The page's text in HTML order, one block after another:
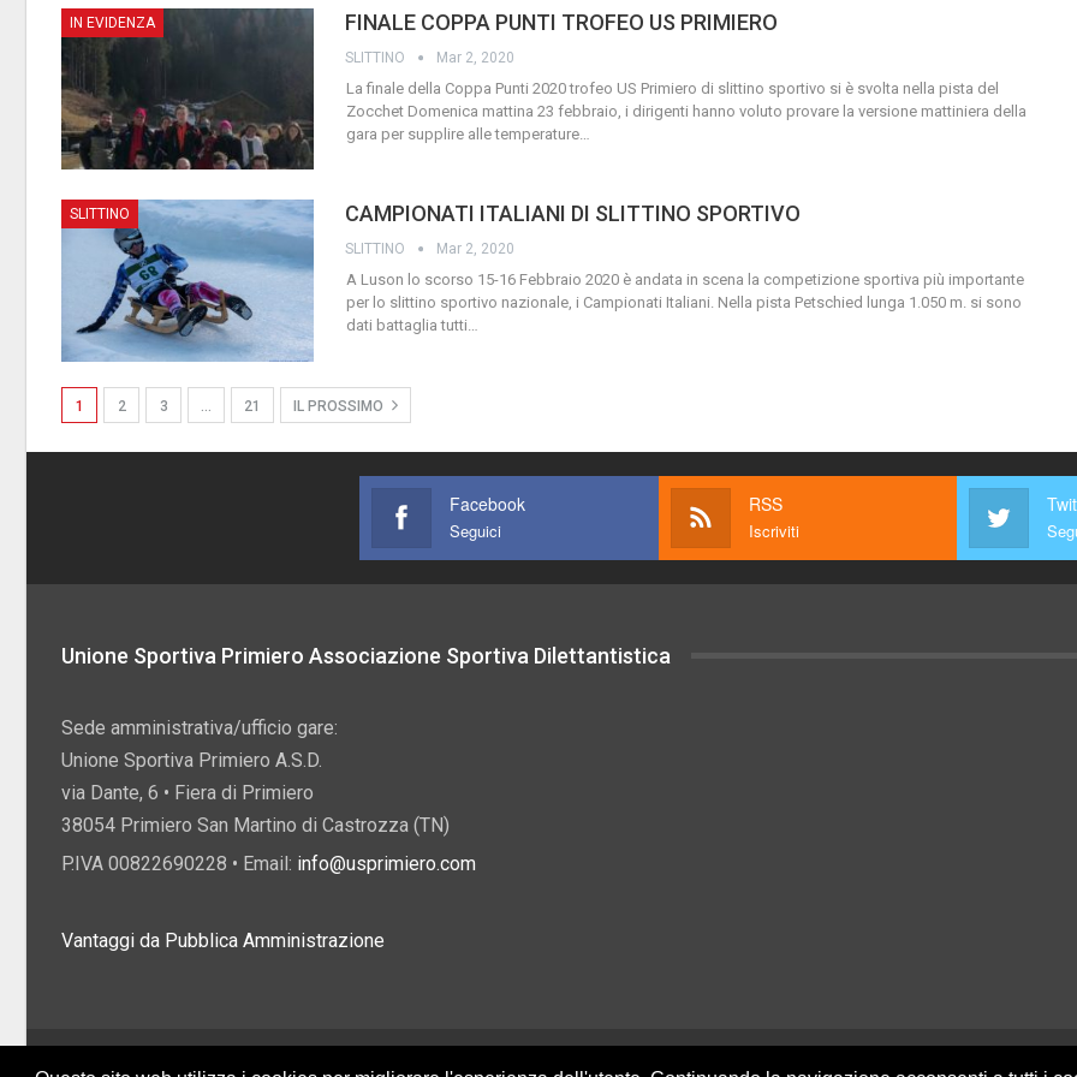
IN EVIDENZA FINALE COPPA PUNTI TROFEO US PRIMIERO
SLITTINO Mar 2, 2020
La finale della Coppa Punti 2020 trofeo US Primiero di slittino sportivo si è svolta nella pista del
Zocchet Domenica mattina 23 febbraio, i dirigenti hanno voluto provare la versione mattiniera della
gara per supplire alle temperature
SLITTINO CAMPIONATI ITALIANI DI SLITTINO SPORTIVO
SLITTINO Mar 2, 2020
A Luson lo scorso 15-16 Febbraio 2020 è andata in scena la competizione sportiva più importante
per lo slittino sportivo nazionale, i Campionati Italiani. Nella pista Petschied lunga 1.050 m. si sono
dati battaglia tutti…
1 2 3 21 IL PROSSIMO
Facebook
Seguici
RSS
Iscriviti
Unione Sportiva Primiero Associazione Sportiva Dilettantistica
Sede amministrativa/ufficio gare:
Unione Sportiva Primiero A.S.D.
via Dante, 6 • Fiera di Primiero
38054 Primiero San Martino di Castrozza (TN)
P.IVA 00822690228 • Email: info@usprimiero.com
Vantaggi da Pubblica Amministrazione